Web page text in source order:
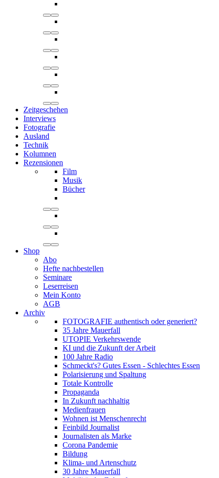
Zeitgeschehen
Interviews
Fotografie
Ausland
Technik
Kolumnen
Rezensionen
Film
Musik
Bücher
Shop
Abo
Hefte nachbestellen
Seminare
Leserreisen
Mein Konto
AGB
Archiv
FOTOGRAFIE authentisch oder generiert?
35 Jahre Mauerfall
UTOPIE Verkehrswende
KI und die Zukunft der Arbeit
100 Jahre Radio
Schmeckt's? Gutes Essen - Schlechtes Essen
Polarisierung und Spaltung
Totale Kontrolle
Propaganda
In Zukunft nachhaltig
Medienfrauen
Wohnen ist Menschenrecht
Feinbild Journalist
Journalisten als Marke
Corona Pandemie
Bildung
Klima- und Artenschutz
30 Jahre Mauerfall